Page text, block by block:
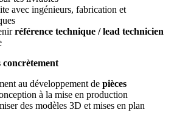
avec ingénieurs, fabrication et
référence technique / lead technicien
au développement de pièces
à la mise en production
des modèles 3D et mises en plan